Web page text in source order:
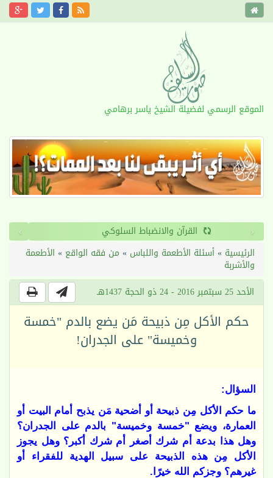
الموقع الرسمي لفضيلة الشيخ ياسر برهامي
القرآن والانضباط السلوكي ‹
›
الرئيسية »أسئلة الأطعمة واللباس » من فقه الواقع » الأطعمة
والأشربة
الأحد 25 سبتمبر 2016 - 24 ذو الحجة 1437هـ
حكم الأكل مِن ذبيحة مَن يضع بالدم "خمسة
وخميسة" على الجدران!
السؤال:
ما حكم الأكل مِن ذبيحة أو أضحية مَن يذبح أمام البيت أو
العمارة، ويضع "خمسة وخميسة" بالدم على الجدران؟
وهل هذا بدعة أم شرك أصغر أم شرك أكبر؟ وهل يجوز
الأكل مِن هذه الذبيحة على سبيل الهدية للفقراء أو
غيرهم؟ وجزكم الله خيرًا.